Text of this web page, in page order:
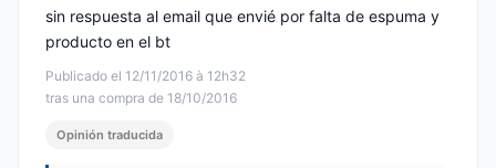
Publicado el 12/11/2016 à 12h32
tras una compra de 18/10/2016
sin respuesta al email que envié por falta de espuma y
producto en el bt
Opinión traducida